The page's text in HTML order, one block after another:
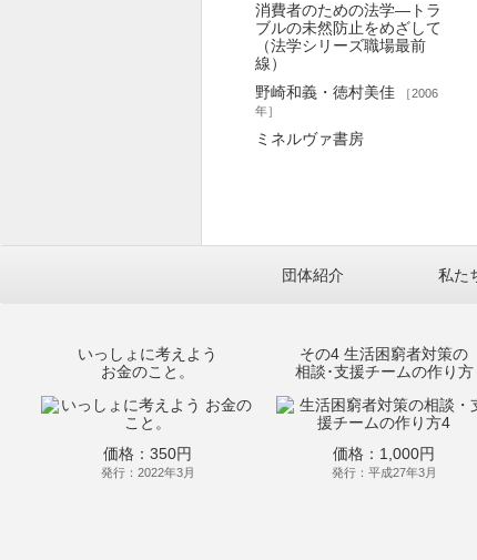
消費者のための法学―トラ
ブルの未然防止をめざして
（法学シリーズ職場最前
線）
野崎和義・徳村美佳
［2006
年］
ミネルヴァ書房
団体紹介 私た
いっしょに考えよう
お金のこと。
価格：350円
発行：2022年3月
その4 生活困窮者対策の
相談･支援チームの作り方
価格：1,000円
発行：平成27年3月